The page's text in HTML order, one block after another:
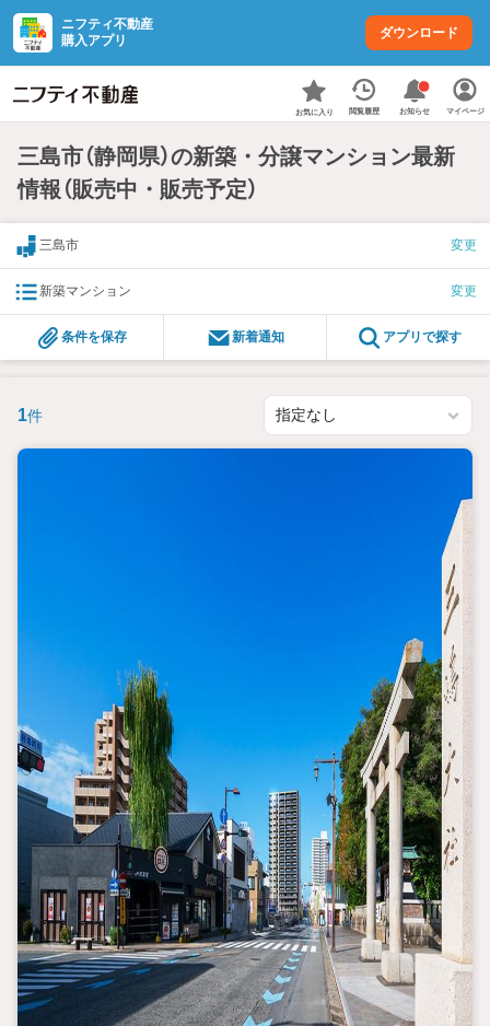
ニフティ不動産
購入アプリ
ダウンロード
お気に入り 閲覧履歴 お知らせ マイページ
三島市（静岡県）の新築・分譲マンション最新
情報（販売中・販売予定）
三島市 変更
新築マンション 変更
条件を保存 新着通知 アプリで探す
1件